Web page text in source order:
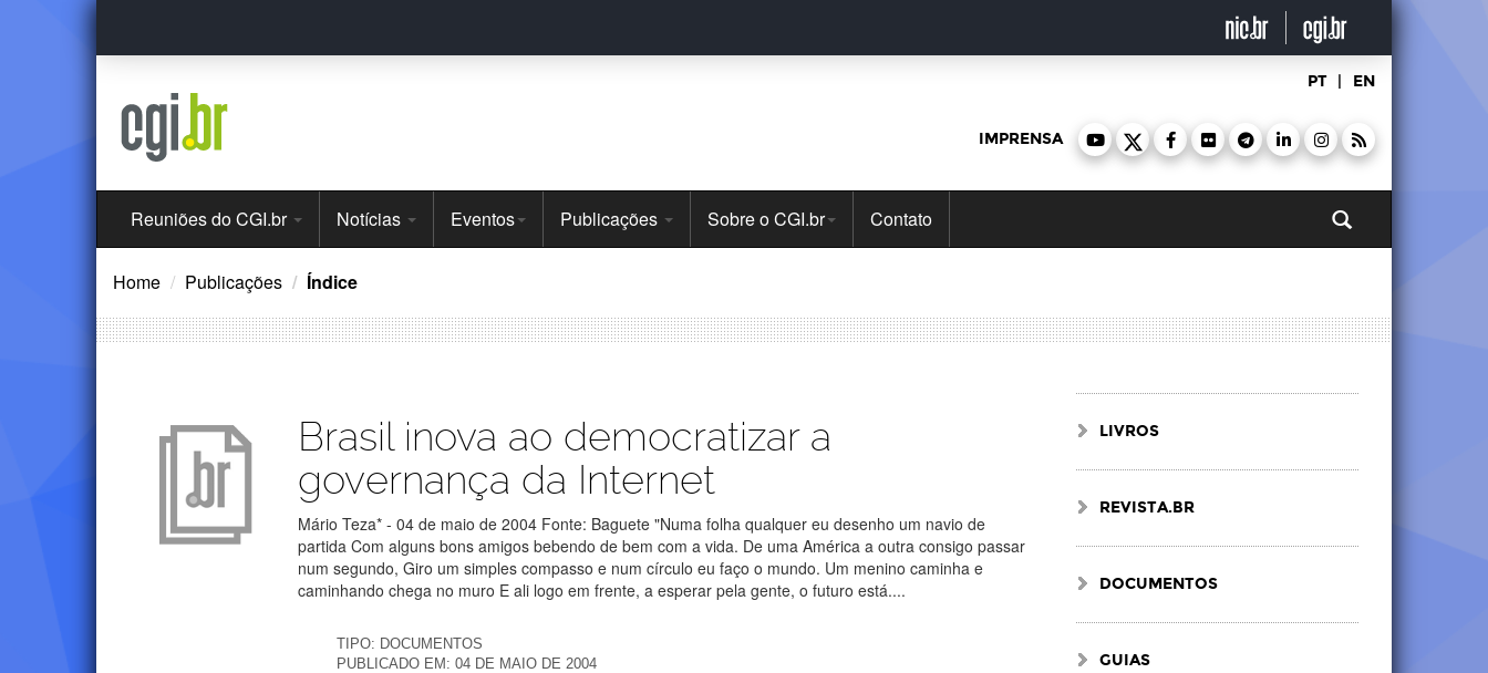
Ir
o
PT | EN
IMPRENSA
Menu
Principal
Reuniões do CGI.br Notícias Eventos Publicações Sobre o CGI.br Contato
Home Publicações Índice
LIVROS
REVISTA.BR
DOCUMENTOS
GUIAS
PublicaçõesBrasil inova ao democratizar a
governança da Internet
Mário Teza* - 04 de maio de 2004 Fonte: Baguete "Numa folha qualquer eu desenho um navio de
partida Com alguns bons amigos bebendo de bem com a vida. De uma América a outra consigo passar
num segundo, Giro um simples compasso e num círculo eu faço o mundo. Um menino caminha e
caminhando chega no muro E ali logo em frente, a esperar pela gente, o futuro está....
TIPO: DOCUMENTOS
PUBLICADO EM: 04 DE MAIO DE 2004